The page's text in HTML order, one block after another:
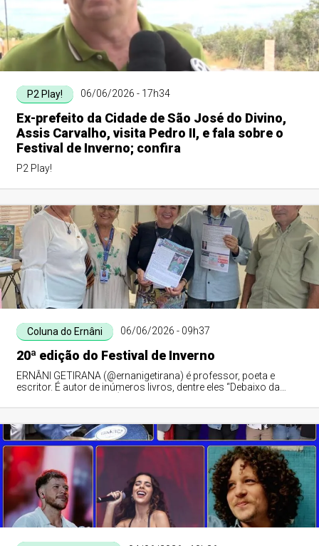
P2 Play! 06/06/2026 - 17h34
Ex-prefeito da Cidade de São José do Divino,
Assis Carvalho, visita Pedro II, e fala sobre o
Festival de Inverno; confira
P2 Play!
Coluna do Ernâni 06/06/2026 - 09h37
20ª edição do Festival de Inverno
ERNÂNI GETIRANA (@ernanigetirana) é professor, poeta e
escritor. É autor de inúmeros livros, dentre eles “Debaixo da